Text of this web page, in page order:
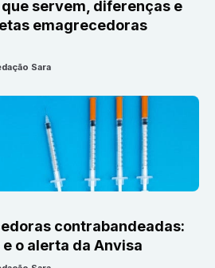
servem, diferenças e
emagrecedoras
Sara
contrabandeadas:
o alerta da Anvisa